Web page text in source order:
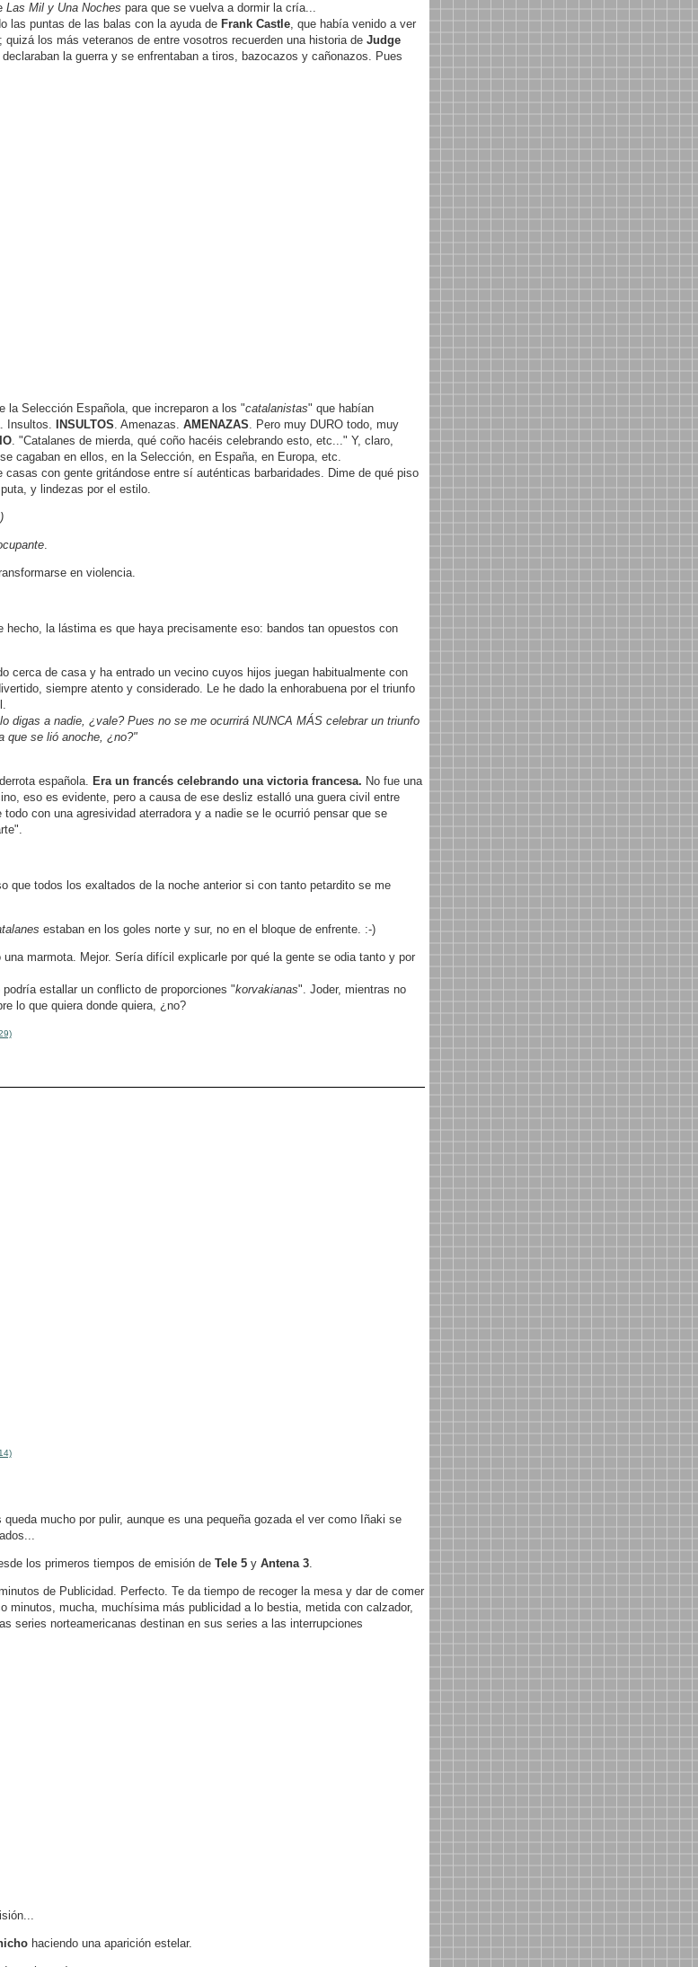
Las Mil y Una Noches para que se vuelva a dormir la cría...
las puntas de las balas con la ayuda de Frank Castle, que había venido a ver
los más veteranos de entre vosotros recuerden una historia de Judge
la guerra y se enfrentaban a tiros, bazocazos y cañonazos. Pues
la Selección Española, que increparon a los "catalanistas" que habían
Insultos.
INSULTOS. Amenazas. AMENAZAS. Pero muy DURO todo, muy
. "Catalanes de mierda, qué coño hacéis celebrando esto, etc..." Y, claro,
cagaban en ellos, en la Selección, en España, en Europa, etc.
con gente gritándose entre sí auténticas barbaridades. Dime de qué piso
y lindezas por el estilo.
.
en violencia.
hecho, la lástima es que haya precisamente eso: bandos tan opuestos con
cerca de casa y ha entrado un vecino cuyos hijos juegan habitualmente con
siempre atento y considerado. Le he dado la enhorabuena por el triunfo
digas a nadie, ¿vale? Pues no se me ocurrirá NUNCA MÁS celebrar un triunfo
que se lió anoche, ¿no?"
española. Era un francés celebrando una victoria francesa. No fue una
eso es evidente, pero a causa de ese desliz estalló una guera civil entre
con una agresividad aterradora y a nadie se le ocurrió pensar que se
que todos los exaltados de la noche anterior si con tanto petardito se me
estaban en los goles norte y sur, no en el bloque de enfrente. :-)
marmota. Mejor. Sería difícil explicarle por qué la gente se odia tanto y por
estallar un conflicto de proporciones "korvakianas". Joder, mientras no
lo que quiera donde quiera, ¿no?
queda mucho por pulir, aunque es una pequeña gozada el ver como Iñaki se
los primeros tiempos de emisión de Tele 5y Antena 3.
de Publicidad. Perfecto. Te da tiempo de recoger la mesa y dar de comer
minutos, mucha, muchísima más publicidad a lo bestia, metida con calzador,
series norteamericanas destinan en sus series a las interrupciones
haciendo una aparición estelar.